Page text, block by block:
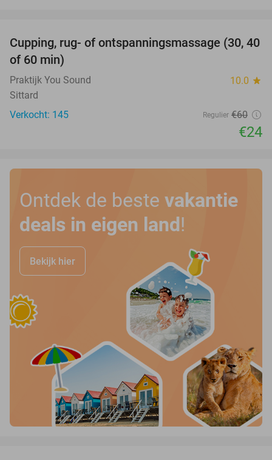
60%
Cupping, rug- of ontspanningsmassage (30, 40
of 60 min)
Praktijk You Sound 10.0 star
Sittard
Verkocht: 145
Regulier €60
€24
Ontdek de beste vakantie
deals in eigen land!
Bekijk hier